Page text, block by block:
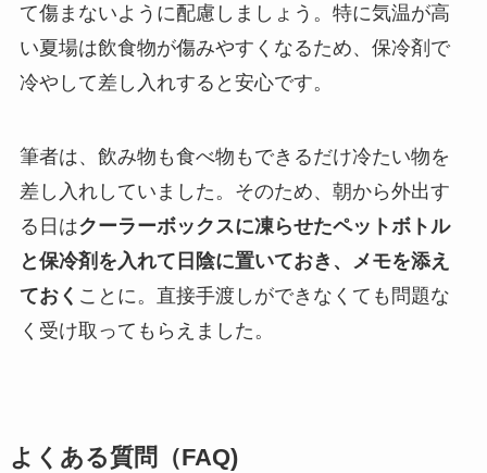
て傷まないように配慮しましょう。特に気温が高
い夏場は飲食物が傷みやすくなるため、保冷剤で
冷やして差し入れすると安心です。
筆者は、飲み物も食べ物もできるだけ冷たい物を
差し入れしていました。そのため、朝から外出す
る日はクーラーボックスに凍らせたペットボトル
と保冷剤を入れて日陰に置いておき、メモを添え
ておく ことに。直接手渡しができなくても問題な
く受け取ってもらえました。
よくある質問（FAQ)